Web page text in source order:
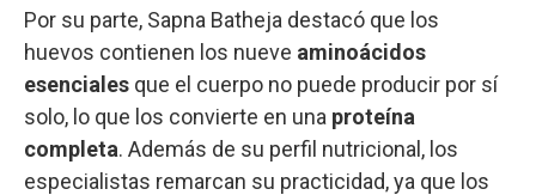
Por su parte, Sapna Batheja destacó que los
huevos contienen los nueve aminoácidos
esenciales que el cuerpo no puede producir por sí
solo, lo que los convierte en una proteína
completa. Además de su perfil nutricional, los
especialistas remarcan su practicidad, ya que los